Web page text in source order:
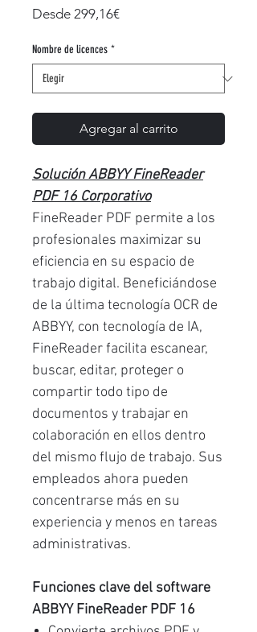
Desde 299,16€Precio
Nombre de licences *
Agregar al carrito
Solución ABBYY FineReader
PDF 16 Corporativo
FineReader PDF permite a los
profesionales maximizar su
eficiencia en su espacio de
trabajo digital. Beneficiándose
de la última tecnología OCR de
ABBYY, con tecnología de IA,
FineReader facilita escanear,
buscar, editar, proteger o
compartir todo tipo de
documentos y trabajar en
colaboración en ellos dentro
del mismo flujo de trabajo. Sus
empleados ahora pueden
concentrarse más en su
experiencia y menos en tareas
administrativas.
Funciones clave del software
ABBYY FineReader PDF 16